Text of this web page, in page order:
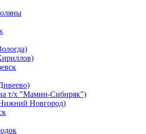
т/х "Мамин-Сибиряк")
Новгород)